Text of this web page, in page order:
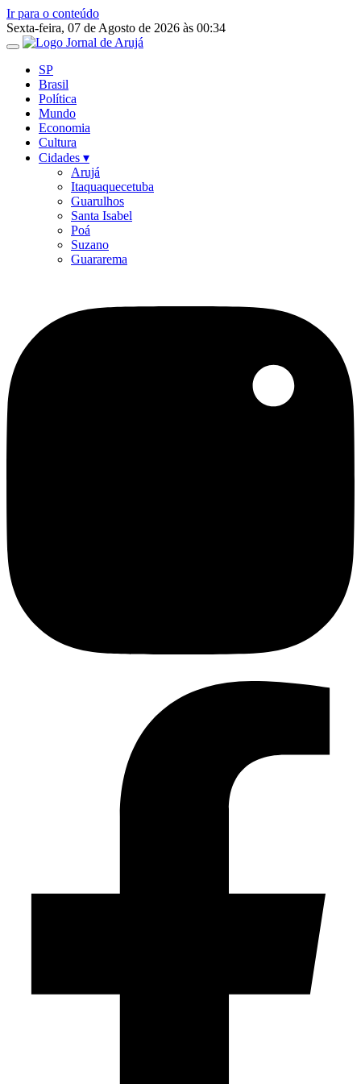
Ir para o conteúdo
Sexta-feira, 07 de Agosto de 2026 às 00:34
SP
Brasil
Política
Mundo
Economia
Cultura
Cidades ▾
Arujá
Itaquaquecetuba
Guarulhos
Santa Isabel
Poá
Suzano
Guararema